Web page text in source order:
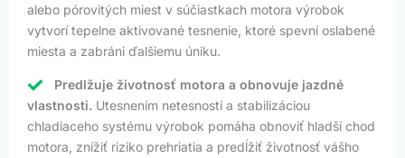
alebo pórovitých miest v súčiastkach motora výrobok
vytvorí tepelne aktivované tesnenie, ktoré spevní oslabené
miesta a zabráni ďalšiemu úniku.
Predlžuje životnosť motora a obnovuje jazdné
vlastnosti. Utesnením netesností a stabilizáciou
chladiaceho systému výrobok pomáha obnoviť hladší chod
motora, znížiť riziko prehriatia a predĺžiť životnosť vášho